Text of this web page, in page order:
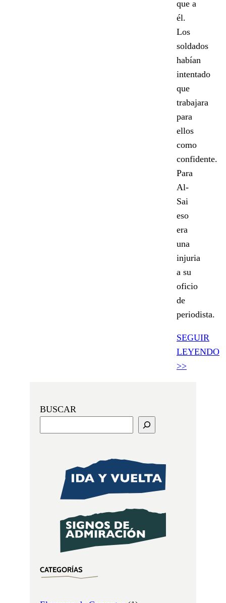
que a
él.
Los
soldados
habían
intentado
que
trabajara
para
ellos
como
confidente.
Para
Al-
Sai
eso
era
una
injuria
a su
oficio
de
periodista.
SEGUIR
LEYENDO
>>
BUSCAR
CATEGORÍAS